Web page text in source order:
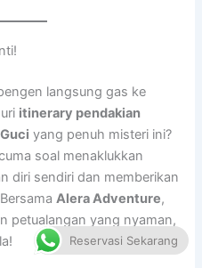
langsung gas ke
itinerary pendakian
yang penuh misteri ini?
soal menaklukkan
diri sendiri dan memberikan
Alera Adventure,
petualangan yang nyaman,
Reservasi Sekarang